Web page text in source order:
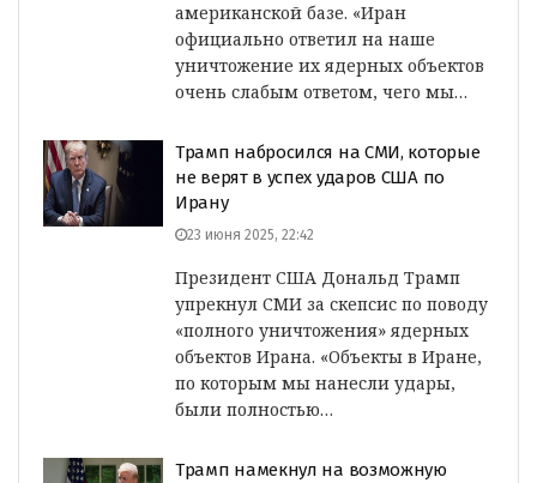
американской базе. «Иран
официально ответил на наше
уничтожение их ядерных объектов
очень слабым ответом, чего мы…
Трамп набросился на СМИ, которые
не верят в успех ударов США по
Ирану
23 июня 2025, 22:42
Президент США Дональд Трамп
упрекнул СМИ за скепсис по поводу
«полного уничтожения» ядерных
объектов Ирана. «Объекты в Иране,
по которым мы нанесли удары,
были полностью…
Трамп намекнул на возможную